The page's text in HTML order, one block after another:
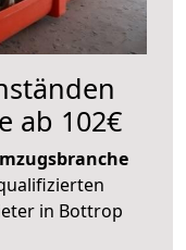
ab 102€
in Bottrop